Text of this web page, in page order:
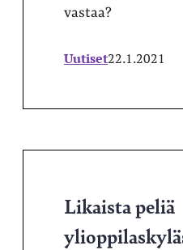
vastaa?
Uutiset22.1.2021
Likaista peliä